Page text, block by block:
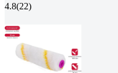
4.8(22)